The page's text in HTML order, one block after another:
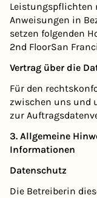
Leistungspflichten
Anweisungen in
setzen folgenden
2nd FloorSan
Vertrag über die
Für den
zwischen uns und
zur
3. Allgemeine
Informationen
Datenschutz
Die Betreiberin